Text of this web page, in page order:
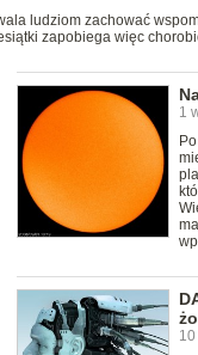
ludziom zachować
zapobiega więc
1